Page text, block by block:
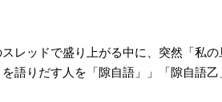
レッドで盛り上がる中に、突然「私
語りだす人を「隙自語」」「隙自語乙